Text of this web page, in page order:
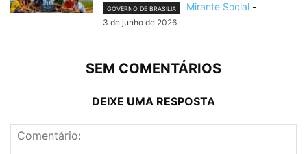
GOVERNO DE BRASÍLIA Mirante Social -
3 de junho de 2026
SEM COMENTÁRIOS
DEIXE UMA RESPOSTA